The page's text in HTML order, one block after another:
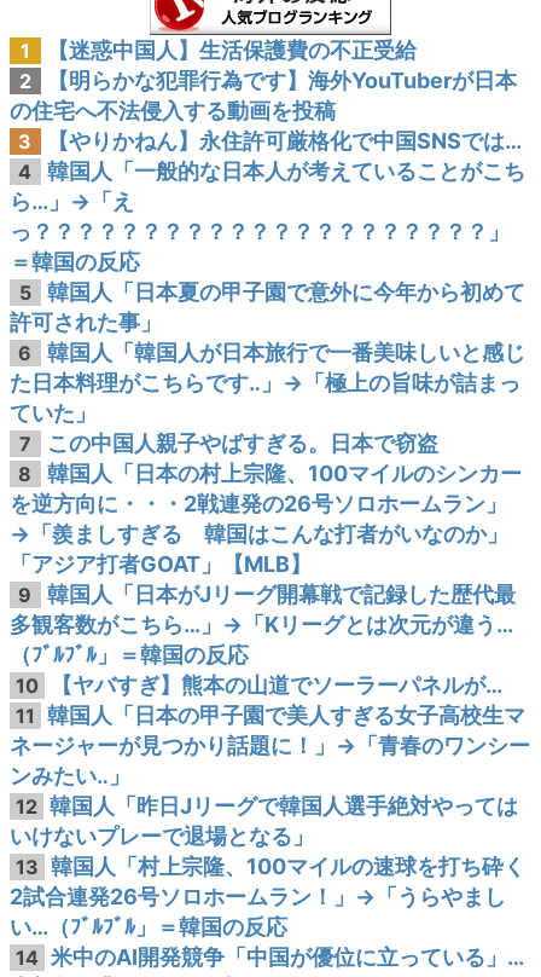
1 【迷惑中国人】生活保護費の不正受給
2
【明らかな犯罪行為です】海外YouTuberが日本
の住宅へ不法侵入する動画を投稿
3 【やりかねん】永住許可厳格化で中国SNSでは…
4
韓国人「一般的な日本人が考えていることがこち
ら…」→「え
っ？？？？？？？？？？？？？？？？？？？？？」
＝韓国の反応
5
韓国人「日本夏の甲子園で意外に今年から初めて
許可された事」
6
韓国人「韓国人が日本旅行で一番美味しいと感じ
た日本料理がこちらです‥」→「極上の旨味が詰まっ
ていた」
7 この中国人親子やばすぎる。日本で窃盗
8
韓国人「日本の村上宗隆、100マイルのシンカー
を逆方向に・・・2戦連発の26号ソロホームラン」
→「羨ましすぎる 韓国はこんな打者がいなのか」
「アジア打者GOAT」【MLB】
9
韓国人「日本がJリーグ開幕戦で記録した歴代最
多観客数がこちら…」→「Kリーグとは次元が違う…
（ﾌﾞﾙﾌﾞﾙ」＝韓国の反応
10 【ヤバすぎ】熊本の山道でソーラーパネルが…
11
韓国人「日本の甲子園で美人すぎる女子高校生マ
ネージャーが見つかり話題に！」→「青春のワンシー
ンみたい‥」
12 韓国人「昨日Jリーグで韓国人選手絶対やっては
いけないプレーで退場となる」
13 韓国人「村上宗隆、100マイルの速球を打ち砕く
2試合連発26号ソロホームラン！」→「うらやまし
い…（ﾌﾞﾙﾌﾞﾙ」＝韓国の反応
14 米中のAI開発競争「中国が優位に立っている」…